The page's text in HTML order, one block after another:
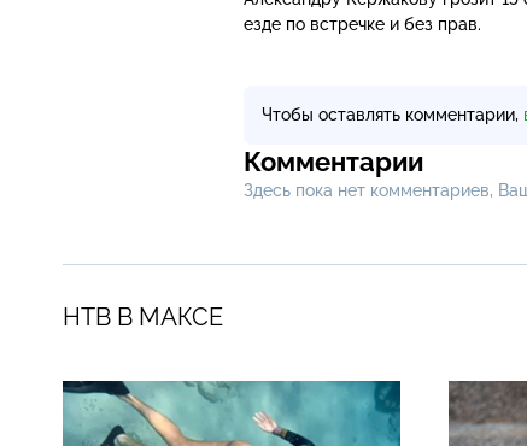
езде по встречке и без прав.
Чтобы оставлять комментарии,
Комментарии
Здесь пока нет комментариев,
НТВ В МАКСЕ